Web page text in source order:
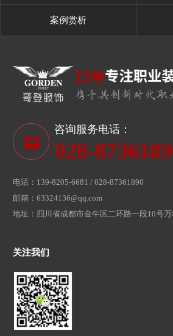
案例赏析
咨询服务电话：
028-
电话：139-8205-6681 / 028-87361890
邮箱：63324136@qq.com
地址：四川省成都市金牛区二环路一段10号
关注我们